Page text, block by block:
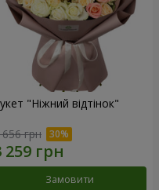
"Ніжний відтінок"
грн
Замовити